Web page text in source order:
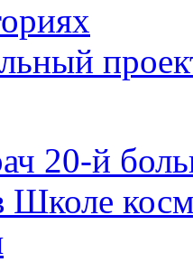
20-й
Школе